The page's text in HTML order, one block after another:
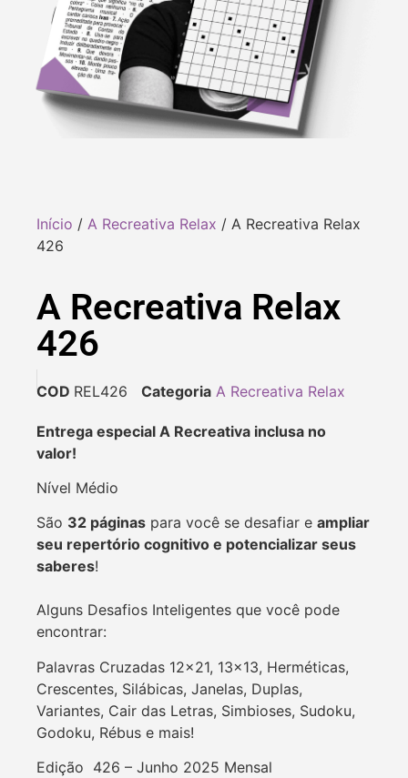
Início / A Recreativa Relax / A Recreativa Relax
426
A Recreativa Relax
426
COD REL426 Categoria A Recreativa Relax
Entrega especial A Recreativa inclusa no
valor!
Nível Médio
São 32 páginas para você se desafiar e ampliar
seu repertório cognitivo e potencializar seus
saberes!
Alguns Desafios Inteligentes que você pode
encontrar:
Palavras Cruzadas 12×21, 13×13, Herméticas,
Crescentes, Silábicas, Janelas, Duplas,
Variantes, Cair das Letras, Simbioses, Sudoku,
Godoku, Rébus e mais!
Edição 426 – Junho 2025 Mensal